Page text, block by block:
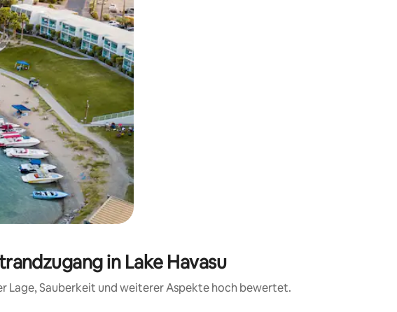
in Lake Havasu
Lage, Sauberkeit und weiterer Aspekte hoch bewertet.